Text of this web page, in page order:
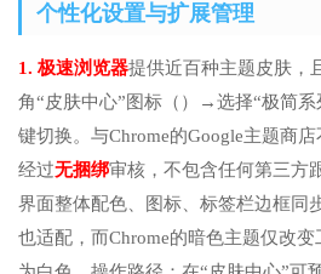
个性化设置与扩展管理
1. 极速浏览器提供近百种主题皮肤，
角“皮肤中心”图标（）→选择“极简
键切换。与Chrome的Google主题商
经过无捆绑审核，不包含任何第三方
界面整体配色、图标、标签栏边框同
也适配，而Chrome的暗色主题仅改